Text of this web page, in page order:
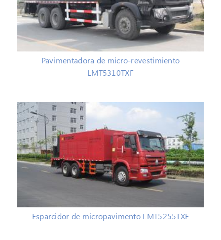
Pavimentadora de micro-revestimiento
LMT5310TXF
Esparcidor de micropavimento LMT5255TXF